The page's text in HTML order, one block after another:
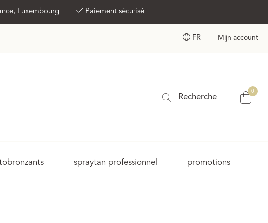
Luxembourg Paiement sécurisé
FR Mijn account
Recherche
0
spraytan professionnel promotions